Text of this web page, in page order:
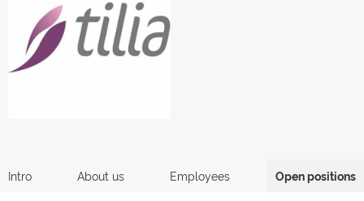
Intro About us Employees Open positions